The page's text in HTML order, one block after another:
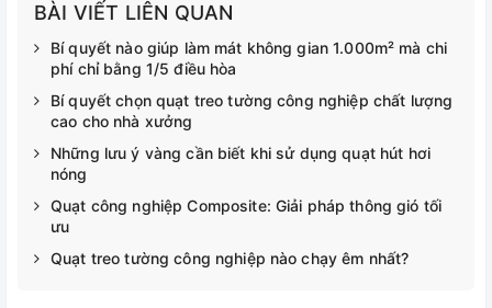
BÀI VIẾT LIÊN QUAN
Bí quyết nào giúp làm mát không gian 1.000m² mà chi
phí chỉ bằng 1/5 điều hòa
Bí quyết chọn quạt treo tường công nghiệp chất lượng
cao cho nhà xưởng
Những lưu ý vàng cần biết khi sử dụng quạt hút hơi
nóng
Quạt công nghiệp Composite: Giải pháp thông gió tối
ưu
Quạt treo tường công nghiệp nào chạy êm nhất?